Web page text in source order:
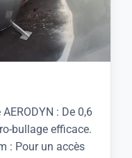
: De 0,6
bullage efficace.
: Pour un accès